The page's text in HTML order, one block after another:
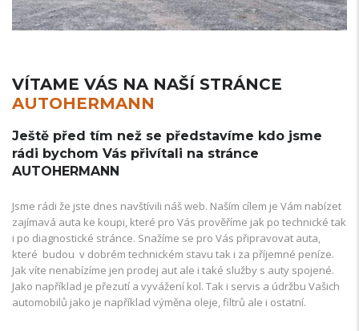
VÍTAME VÁS NA NAŠÍ STRÁNCE
AUTOHERMANN
Ještě před tím než se představíme kdo jsme
rádi bychom Vás přivítali na stránce
AUTOHERMANN
Jsme rádi že jste dnes navštívili náš web. Naším cílem je Vám nabízet
zajímavá auta ke koupi, které pro Vás prověříme jak po technické tak
i po diagnostické stránce. Snažíme se pro Vás připravovat auta,
které budou v dobrém technickém stavu tak i za příjemné peníze.
Jak víte nenabízíme jen prodej aut ale i také služby s auty spojené.
Jako například je přezutí a vyvážení kol. Tak i servis a údržbu Vašich
automobilů jako je například výměna oleje, filtrů ale i ostatní.